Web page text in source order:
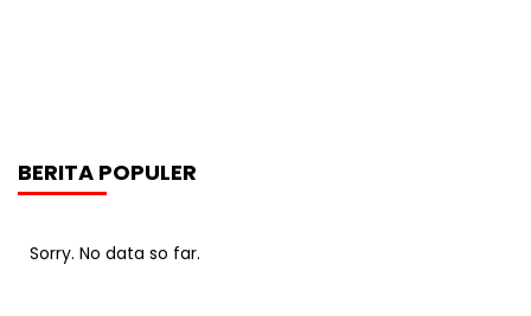
BERITA POPULER
Sorry. No data so far.